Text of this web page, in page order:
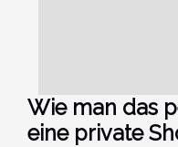
Wie man das
eine private